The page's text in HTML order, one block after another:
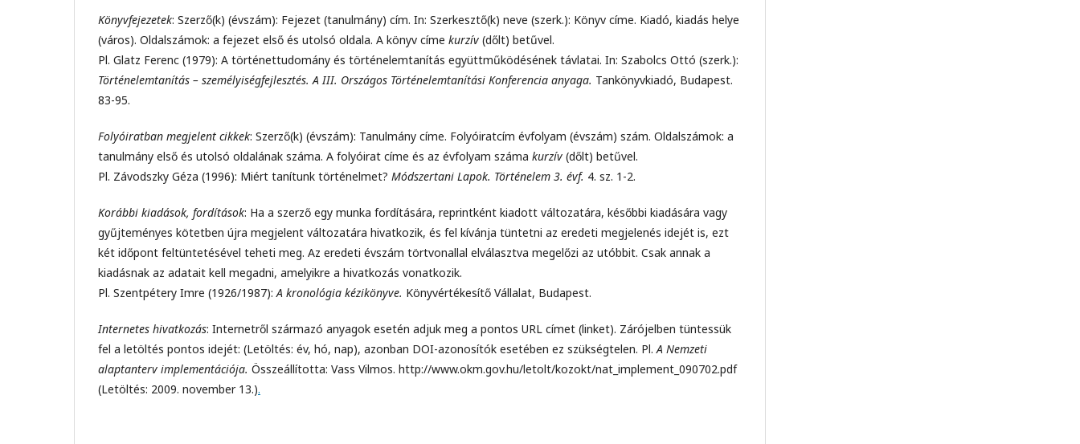
Könyvfejezetek: Szerző(k) (évszám): Fejezet (tanulmány) cím. In: Szerkesztő(k) neve (szerk.): Könyv címe. Kiadó, kiadás helye
(város). Oldalszámok: a fejezet első és utolsó oldala. A könyv címe kurzív (dőlt) betűvel.
Pl. Glatz Ferenc (1979): A történettudomány és történelemtanítás együttműködésének távlatai. In: Szabolcs Ottó (szerk.):
Történelemtanítás – személyiségfejlesztés. A III. Országos Történelemtanítási Konferencia anyaga. Tankönyvkiadó, Budapest.
83-95.
Folyóiratban megjelent cikkek: Szerző(k) (évszám): Tanulmány címe. Folyóiratcím évfolyam (évszám) szám. Oldalszámok: a
tanulmány első és utolsó oldalának száma. A folyóirat címe és az évfolyam száma kurzív (dőlt) betűvel.
Pl. Závodszky Géza (1996): Miért tanítunk történelmet? Módszertani Lapok. Történelem 3. évf. 4. sz. 1-2.
Korábbi kiadások, fordítások: Ha a szerző egy munka fordítására, reprintként kiadott változatára, későbbi kiadására vagy
gyűjteményes kötetben újra megjelent változatára hivatkozik, és fel kívánja tüntetni az eredeti megjelenés idejét is, ezt
két időpont feltüntetésével teheti meg. Az eredeti évszám törtvonallal elválasztva megelőzi az utóbbit. Csak annak a
kiadásnak az adatait kell megadni, amelyikre a hivatkozás vonatkozik.
Pl. Szentpétery Imre (1926/1987):A kronológia kézikönyve. Könyvértékesítő Vállalat, Budapest.
Internetes hivatkozás: Internetről származó anyagok esetén adjuk meg a pontos URL címet (linket). Zárójelben tüntessük
fel a letöltés pontos idejét: (Letöltés: év, hó, nap), azonban DOI-azonosítók esetében ez szükségtelen. Pl.A Nemzeti
alaptanterv implementációja. Összeállította: Vass Vilmos. http://www.okm.gov.hu/letolt/kozokt/nat_implement_090702.pdf
(Letöltés: 2009. november 13.).